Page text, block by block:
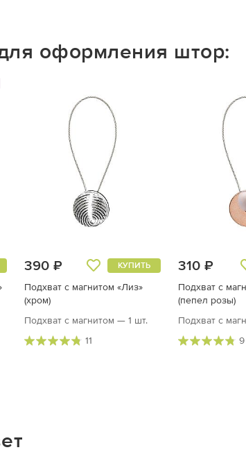
оформления штор:
390 ₽ КУПИТЬ
Подхват с магнитом «Лиз»
(хром)
Подхват с магнитом — 1 шт.
11
310 ₽
Подхват с
(пепел розы)
Подхват с
9